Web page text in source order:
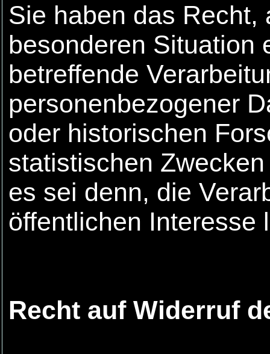
Sie haben das Recht,
besonderen Situation
betreffende
personenbezogener
oder historischen
statistischen
es sei denn, die
öffentlichen Interesse
Recht auf Widerruf